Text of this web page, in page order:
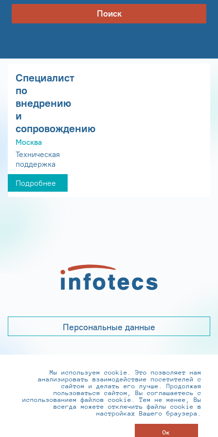
Поиск
Специалист
по
внедрению
и
сопровождению
Москва
Техническая
поддержка
Подробнее
Персональные данные
+7 (495) 737-6192, 8-800-250-0-260
practice@infotecs.ru,hr@infotecs.ru
127273, г. Москва, Отрадная ул., 2Б строение 1
Мы используем cookie. Это позволяет нам
анализировать взаимодействие посетителей с
сайтом и делать его лучше. Продолжая
пользоваться сайтом, Вы соглашаетесь с
использованием файлов cookie. Тем не менее, Вы
всегда можете отключить файлы cookie в
настройках Вашего браузера.
Ок